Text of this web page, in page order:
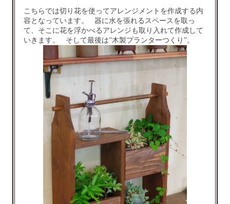
こちらでは切り花を使ってアレンジメントを作成する内
容となっています。 器に水を張れるスペースを取っ
て、そこに花を浮かべるアレンジも取り入れて作成して
いきます。 そして最後は”木製プランターつくり”。